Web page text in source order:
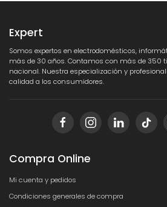
Expert
Somos expertos en electrodomésticos,
más de 30 años. Contamos con más de 350
nacional. Nuestra especialización y
calidad a los consumidores.
Compra Online
Mi cuenta y pedidos
Condiciones generales de compra